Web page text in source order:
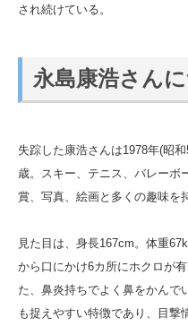
され続けている。
永島康浩さん
失踪した康浩さんは1978年(昭
歳。スキー、テニス、バレーボ
賞、写真、絵画と多くの趣味を
見た目は、身長167cm。体重
から口にかけ6カ所にホクロが
た、鼻炎持ちでよく鼻をかんで
も捉えやすい特徴であり、目撃